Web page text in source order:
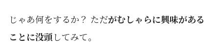
じゃあ何をするか？ ただがむしゃらに興味がある
ことに没頭してみて。